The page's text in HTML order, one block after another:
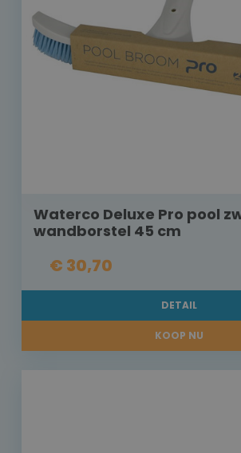
Waterco Deluxe Pro pool
wandborstel 45 cm
€ 30,70
DETAIL
KOOP NU